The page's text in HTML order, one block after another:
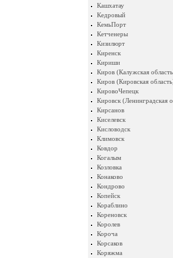
Кашхатау
Кедровый
КемьПорт
Кетченеры
Кизилюрт
Киренск
Кириши
Киров (Калужская
Киров (Кировская
КировоЧепецк
Кировск (Ленинградская
Кирсанов
Киселевск
Кисловодск
Климовск
Ковдор
Когалым
Козловка
Конаково
Кондрово
Копейск
Кораблино
Кореновск
Королев
Короча
Корсаков
Коряжма